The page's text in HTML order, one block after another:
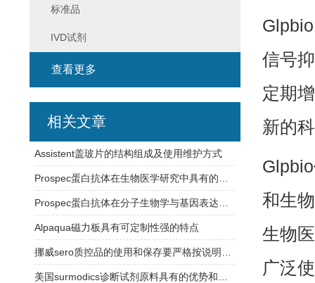
信号
定期
新的
和生
生物
广泛
标准品
IVD试剂
查看更多
相关文章
Assistent盖玻片的结构组成及使用维护方式
Alpaqua磁力板具有可定制性强的特点